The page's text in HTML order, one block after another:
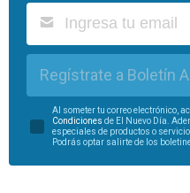
Regístrate a Boletín
Al someter tu correo electrónico,
Condiciones de El Nuevo Día.
especiales de productos o
Podrás optar salirte de los